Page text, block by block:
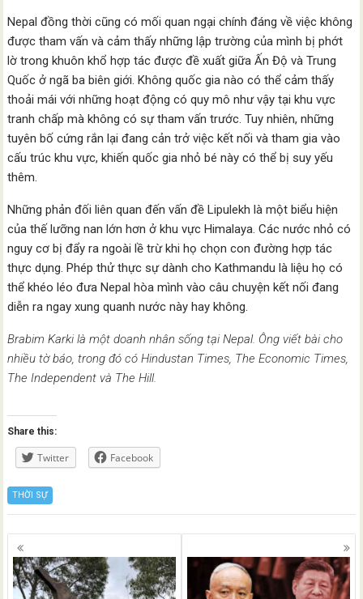
Nepal đồng thời cũng có mối quan ngại chính đáng về việc không
được tham vấn và cảm thấy những lập trường của mình bị phớt
lờ trong khuôn khổ hợp tác được đề xuất giữa Ấn Độ và Trung
Quốc ở ngã ba biên giới. Không quốc gia nào có thể cảm thấy
thoải mái với những hoạt động có quy mô như vậy tại khu vực
tranh chấp mà không có sự tham vấn trước. Tuy nhiên, những
tuyên bố cứng rắn lại đang cản trở việc kết nối và tham gia vào
cấu trúc khu vực, khiến quốc gia nhỏ bé này có thể bị suy yếu
thêm.
Những phản đối liên quan đến vấn đề Lipulekh là một biểu hiện
của thế lưỡng nan lớn hơn ở khu vực Himalaya. Các nước nhỏ có
nguy cơ bị đẩy ra ngoài lề trừ khi họ chọn con đường hợp tác
thực dụng. Phép thử thực sự dành cho Kathmandu là liệu họ có
thể khéo léo đưa Nepal hòa mình vào câu chuyện kết nối đang
diễn ra ngay xung quanh nước này hay không.
Brabim Karki là một doanh nhân sống tại Nepal. Ông viết bài cho
nhiều tờ báo, trong đó có Hindustan Times, The Economic Times,
The Independent và The Hill.
Share this:
Twitter Facebook
THỜI SỰ
Posts
navigation